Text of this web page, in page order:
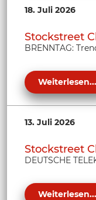
18. Juli 2026
Stockstreet
BRENNTAG:
Weiterlesen...
13. Juli 2026
Stockstreet
DEUTSCHE
Weiterlesen...